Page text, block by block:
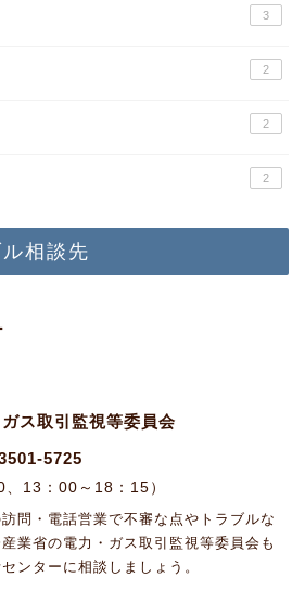
3
2
2
2
相談先
ス取引監視等委員会
5725
、13：00～18：15）
問・電話営業で不審な点やトラブルな
業省の電力・ガス取引監視等委員会も
ンターに相談しましょう。